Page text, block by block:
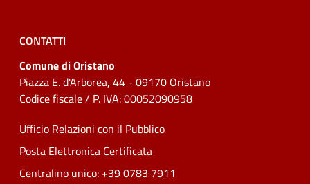
CONTATTI
Comune di Oristano
Piazza E. d'Arborea, 44 - 09170 Oristano
Codice fiscale / P. IVA: 00052090958
Ufficio Relazioni con il Pubblico
Posta Elettronica Certificata
Centralino unico: +39 0783 7911